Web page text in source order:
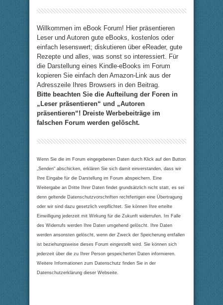
Willkommen im eBook Forum! Hier präsentieren
Leser und Autoren gute eBooks, kostenlos oder
einfach lesenswert; diskutieren über eReader, gute
Rezepte und alles, was sonst so interessiert. Für
die Darstellung eines Kindle-eBooks im Forum
kopieren Sie einfach den Amazon-Link aus der
Adresszeile Ihres Browsers in den Beitrag.
Bitte beachten Sie die Aufteilung der Foren in
„Leser präsentieren“ und „Autoren
präsentieren“! Dreiste Werbebeiträge im
falschen Forum werden gelöscht.
Wenn Sie die im Forum eingegebenen Daten durch Klick auf den Button
„Senden“ abschicken, erklären Sie sich damit einverstanden, dass wir
Ihre Eingabe für die Darstellung im Forum abspeichern. Eine
Weitergabe an Dritte Ihrer Daten findet grundsätzlich nicht statt, es sei
denn geltende Datenschutzvorschriften rechtfertigen eine Übertragung
oder wir sind dazu gesetzlich verpflichtet. Sie können Ihre erteilte
Einwilligung jederzeit mit Wirkung für die Zukunft widerrufen. Im Falle
des Widerrufs werden Ihre Daten umgehend gelöscht. Ihre Daten
werden ansonsten gelöscht, wenn der Zweck der Speicherung entfallen
ist beziehungsweise dieses Forum eingestellt wird. Sie können sich
jederzeit über die zu Ihrer Person gespeicherten Daten informieren.
Weitere Informationen zum Datenschutz finden Sie in der
Datenschutzerklärung dieser Webseite.